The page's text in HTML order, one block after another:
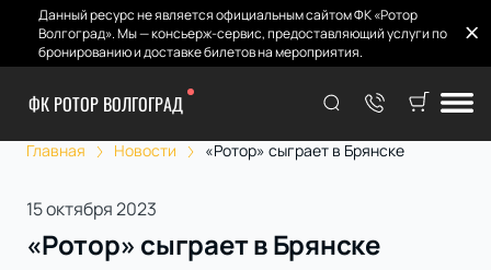
Данный ресурс не является официальным сайтом ФК «Ротор
Волгоград». Мы — консьерж-сервис, предоставляющий услуги по
бронированию и доставке билетов на мероприятия.
ФК РОТОР ВОЛГОГРАД
Главная Новости «Ротор» сыграет в Брянске
15 октября 2023
«Ротор» сыграет в Брянске